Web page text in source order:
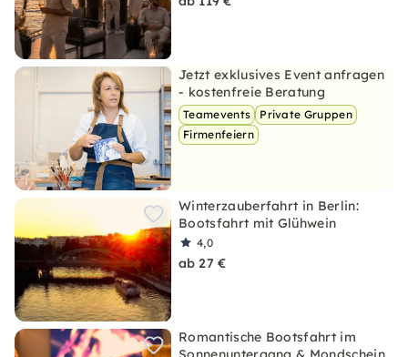
Jetzt exklusives Event anfragen
- kostenfreie Beratung
Teamevents
Private Gruppen
Firmenfeiern
Winterzauberfahrt in Berlin:
Bootsfahrt mit Glühwein
4,0
ab 27 €
Romantische Bootsfahrt im